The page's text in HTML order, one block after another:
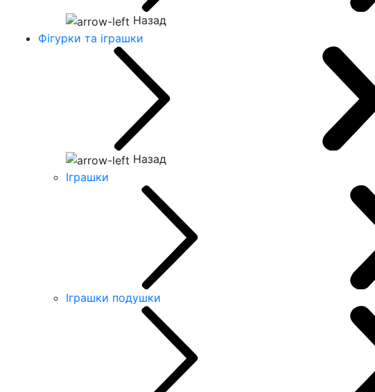
Назад
Фігурки та іграшки
Назад
Іграшки
Іграшки подушки